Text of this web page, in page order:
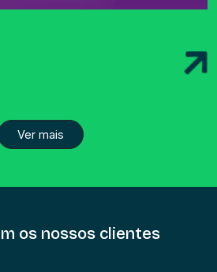
Ver mais
os nossos clientes